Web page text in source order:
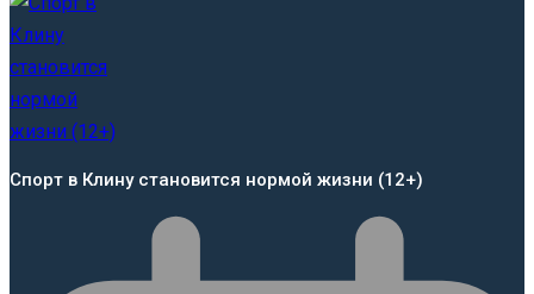
Спорт в Клину становится нормой жизни (12+)